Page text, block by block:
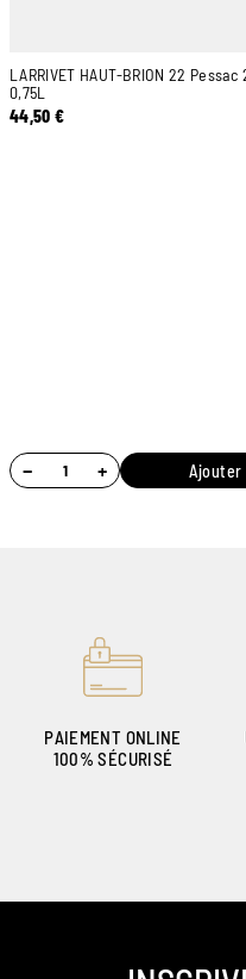
LARRIVET HAUT-BRION 22 Pessac
0,75L
44,50€
− + Ajouter
PAIEMENT ONLINE
100% SÉCURISÉ